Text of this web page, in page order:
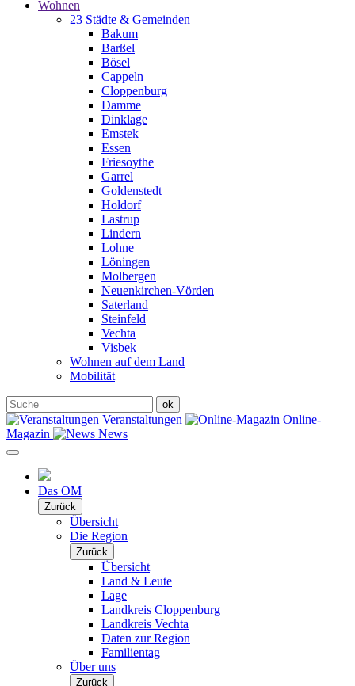
Wohnen
23 Städte & Gemeinden
Bakum
Barßel
Bösel
Cappeln
Cloppenburg
Damme
Dinklage
Emstek
Essen
Friesoythe
Garrel
Goldenstedt
Holdorf
Lastrup
Lindern
Lohne
Löningen
Molbergen
Neuenkirchen-Vörden
Saterland
Steinfeld
Vechta
Visbek
Wohnen auf dem Land
Mobilität
Veranstaltungen
Online-
Magazin
News
Das OM
Zurück
Übersicht
Die Region
Zurück
Übersicht
Land & Leute
Lage
Landkreis Cloppenburg
Landkreis Vechta
Daten zur Region
Familientag
Über uns
Zurück